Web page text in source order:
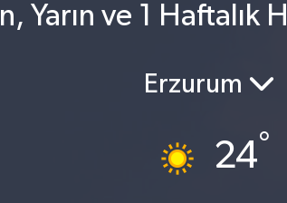
Yarın ve 1 Haftalık
Erzurum
24°